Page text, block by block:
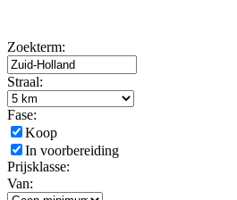
Zoekterm:
Straal:
Fase:
Koop
In voorbereiding
Prijsklasse:
Van: